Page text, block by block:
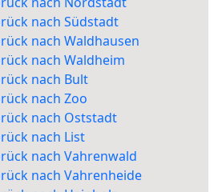
nach Südstadt
nach Waldhausen
nach Waldheim
nach Bult
nach Zoo
nach Oststadt
nach List
nach Vahrenwald
nach Vahrenheide